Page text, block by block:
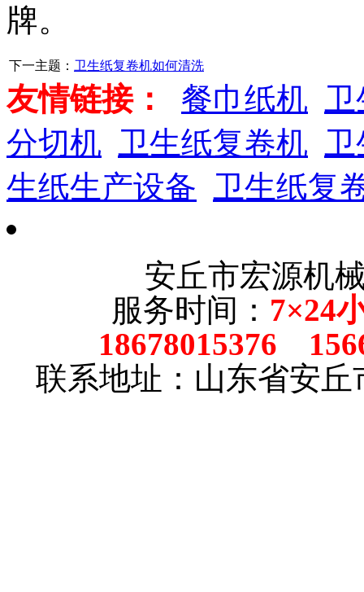
牌。
下一主题： 卫生纸复卷机如何清洗
友情链接： 餐巾纸机
分切机 卫生纸复卷机
生纸生产设备
卫生纸复
安丘市宏源机
服务时间： 7×24
18678015376
联系地址：山东省安